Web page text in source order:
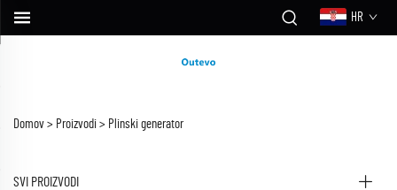
HR
Domov > Proizvodi > Plinski generator
SVI PROIZVODI